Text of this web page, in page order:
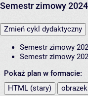
Semestr zimowy
Zmień cykl dydaktyczny
Semestr zimowy
Semestr zimowy
Pokaż plan w formacie:
HTML (stary)
obrazek